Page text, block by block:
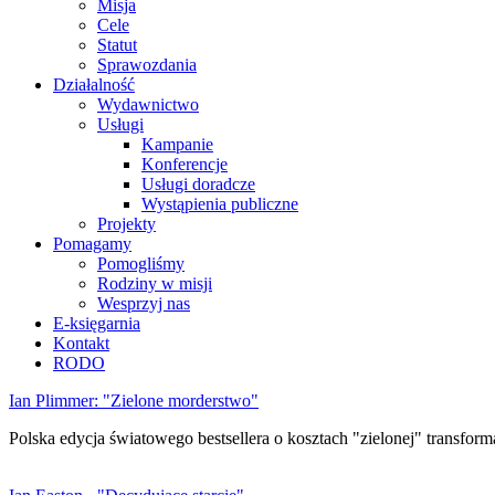
Misja
Cele
Statut
Sprawozdania
Działalność
Wydawnictwo
Usługi
Kampanie
Konferencje
Usługi doradcze
Wystąpienia publiczne
Projekty
Pomagamy
Pomogliśmy
Rodziny w misji
Wesprzyj nas
E-księgarnia
Kontakt
RODO
Ian Plimmer: "Zielone morderstwo"
Polska edycja światowego bestsellera o kosztach "zielonej"